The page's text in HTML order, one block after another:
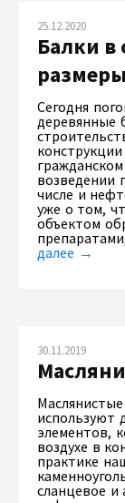
25.12.2020
Балки в
Сегодня
деревянные
возведении
числе и
уже о том,
объектом
далее →
30.11.2019
используют
элементов,
воздухе в
практике
сланцевое и